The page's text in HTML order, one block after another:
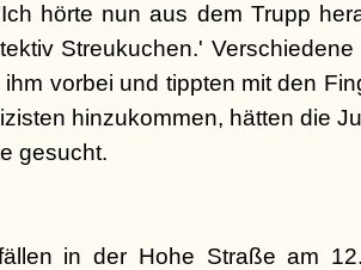
hörte nun aus dem Trupp
Streukuchen.'
vorbei und tippten mit den
hinzukommen, hätten die
gesucht.
in der Hohe Straße am